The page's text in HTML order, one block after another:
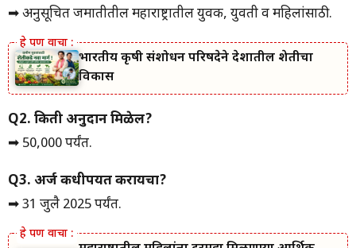
➡ अनुसूचित जमातीतील महाराष्ट्रातील युवक, युवती व महिलांसाठी.
भारतीय कृषी संशोधन परिषदेने देशातील शेतीचा
विकास
Q2. किती अनुदान मिळेल?
➡ ₹50,000 पर्यंत.
Q3. अर्ज कधीपर्यंत करायचा?
➡ 31 जुलै 2025 पर्यंत.